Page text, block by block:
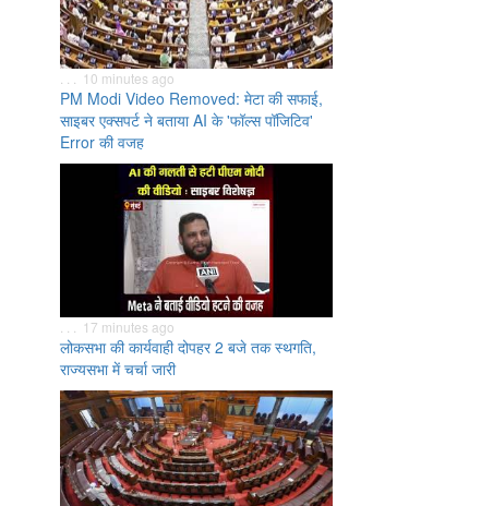
. . . 10 minutes ago
PM Modi Video Removed: मेटा की सफाई,
साइबर एक्सपर्ट ने बताया AI के 'फॉल्स पॉजिटिव'
Error की वजह
. . . 17 minutes ago
लोकसभा की कार्यवाही दोपहर 2 बजे तक स्थगति,
राज्यसभा में चर्चा जारी